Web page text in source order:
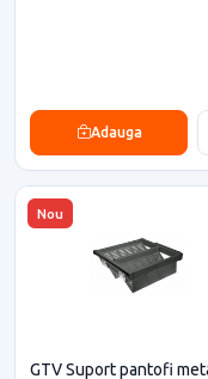
Adauga
Nou
GTV Suport pantofi